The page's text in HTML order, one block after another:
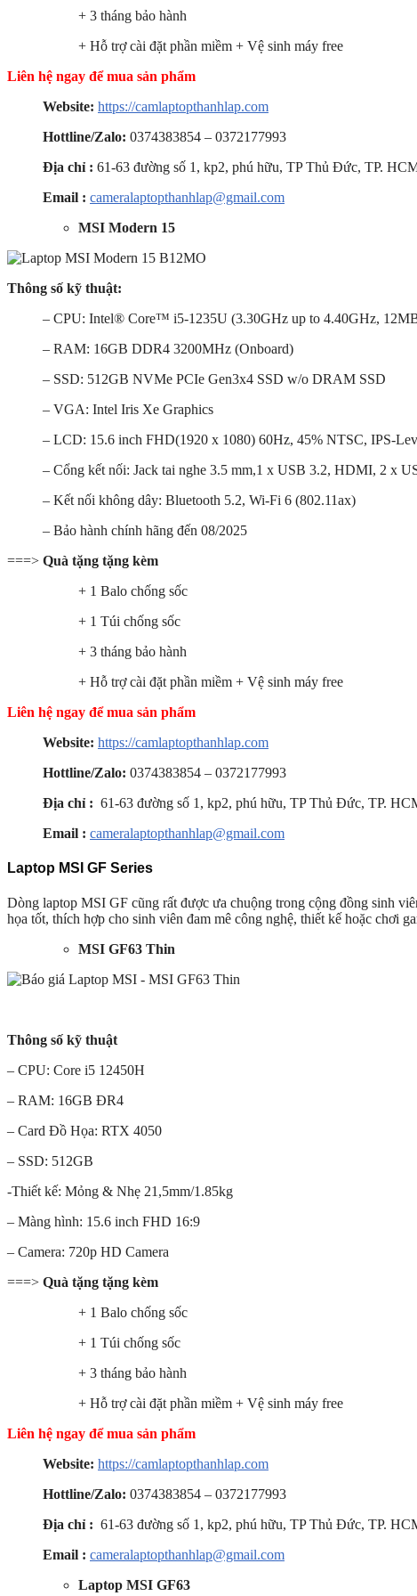
+ 3 tháng bảo hành
+ Hỗ trợ cài đặt phần miềm + Vệ sinh máy free
Liên hệ ngay để mua sản phẩm
Website: https://camlaptopthanhlap.com
Hottline/Zalo: 0374383854 – 0372177993
Địa chỉ : 61-63 đường số 1, kp2, phú hữu, TP Thủ Đức, TP.
Email : cameralaptopthanhlap@gmail.com
MSI Modern 15
Thông số kỹ thuật:
– CPU: Intel® Core™ i5-1235U (3.30GHz up to 4.40GHz,
– RAM: 16GB DDR4 3200MHz (Onboard)
– SSD: 512GB NVMe PCIe Gen3x4 SSD w/o DRAM SSD
– VGA: Intel Iris Xe Graphics
– LCD: 15.6 inch FHD(1920 x 1080) 60Hz, 45% NTSC, IPS-
– Cổng kết nối: Jack tai nghe 3.5 mm,1 x USB 3.2, HDMI, 2 x
– Kết nối không dây: Bluetooth 5.2, Wi-Fi 6 (802.11ax)
– Bảo hành chính hãng đến 08/2025
===> Quà tặng tặng kèm
+ 1 Balo chống sốc
+ 1 Túi chống sốc
+ 3 tháng bảo hành
+ Hỗ trợ cài đặt phần miềm + Vệ sinh máy free
Liên hệ ngay để mua sản phẩm
Website: https://camlaptopthanhlap.com
Hottline/Zalo: 0374383854 – 0372177993
Địa chỉ : 61-63 đường số 1, kp2, phú hữu, TP Thủ Đức, TP.
Email : cameralaptopthanhlap@gmail.com
Laptop MSI GF Series
Dòng laptop MSI GF cũng rất được ưa chuộng trong cộng đồng sinh
họa tốt, thích hợp cho sinh viên đam mê công nghệ, thiết kế hoặc chơi
MSI GF63 Thin
Thông số kỹ thuật
– CPU: Core i5 12450H
– RAM: 16GB ĐR4
– Card Đồ Họa: RTX 4050
– SSD: 512GB
-Thiết kế: Mỏng & Nhẹ 21,5mm/1.85kg
– Màng hình: 15.6 inch FHD 16:9
– Camera: 720p HD Camera
===> Quà tặng tặng kèm
+ 1 Balo chống sốc
+ 1 Túi chống sốc
+ 3 tháng bảo hành
+ Hỗ trợ cài đặt phần miềm + Vệ sinh máy free
Liên hệ ngay để mua sản phẩm
Website: https://camlaptopthanhlap.com
Hottline/Zalo: 0374383854 – 0372177993
Địa chỉ : 61-63 đường số 1, kp2, phú hữu, TP Thủ Đức, TP.
Email : cameralaptopthanhlap@gmail.com
Laptop MSI GF63